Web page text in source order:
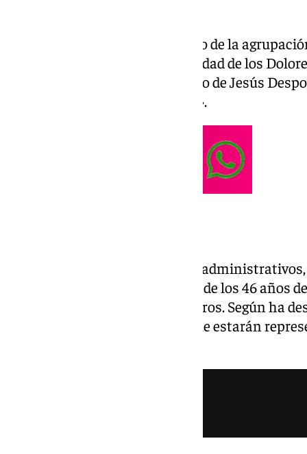
Además de su trayectoria dentro de la
miembro de junta de la hermandad de los
es prioste de la junta de gobierno de Jesús
acompaña «Virgen de los Reyes».
Una vez culminen los trámites
convertirá en la más numerosa de los 46 años
al estar integrada por 13 miembros. Según ha
será además la primera en la que estarán